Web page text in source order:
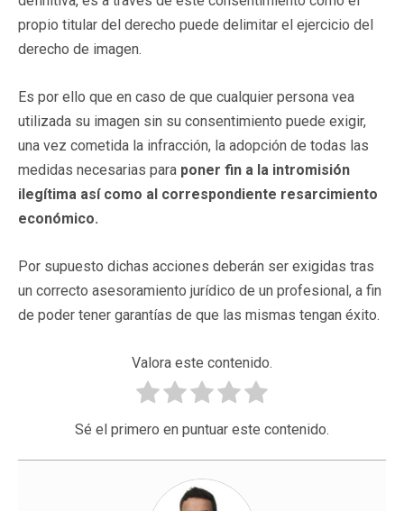
propio titular del derecho puede delimitar el ejercicio del
derecho de imagen.
Es por ello que en caso de que cualquier persona vea
utilizada su imagen sin su consentimiento puede exigir,
una vez cometida la infracción, la adopción de todas las
medidas necesarias para poner fin a la intromisión
ilegítima así como al correspondiente resarcimiento
económico.
Por supuesto dichas acciones deberán ser exigidas tras
un correcto asesoramiento jurídico de un profesional, a fin
de poder tener garantías de que las mismas tengan éxito.
Valora este contenido.
Sé el primero en puntuar este contenido.